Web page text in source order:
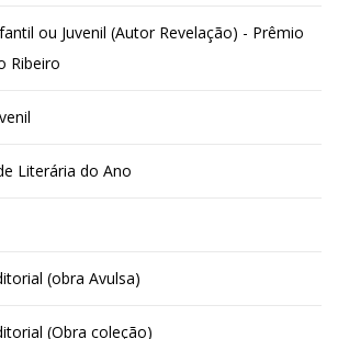
ou Juvenil (Autor Revelação) - Prêmio
Ribeiro
Literária do Ano
(obra Avulsa)
(Obra coleção)